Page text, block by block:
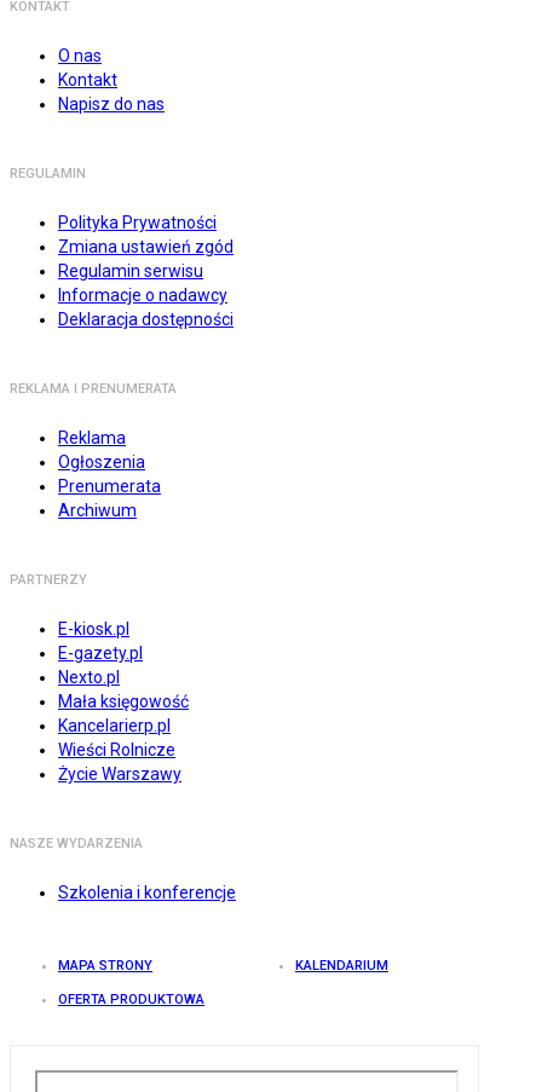
KONTAKT
O nas
Kontakt
Napisz do nas
REGULAMIN
Polityka Prywatności
Zmiana ustawień zgód
Regulamin serwisu
Informacje o nadawcy
Deklaracja dostępności
REKLAMA I PRENUMERATA
Reklama
Ogłoszenia
Prenumerata
Archiwum
PARTNERZY
E-kiosk.pl
E-gazety.pl
Nexto.pl
Mała księgowość
Kancelarierp.pl
Wieści Rolnicze
Życie Warszawy
NASZE WYDARZENIA
Szkolenia i konferencje
MAPA STRONY KALENDARIUM
OFERTA PRODUKTOWA